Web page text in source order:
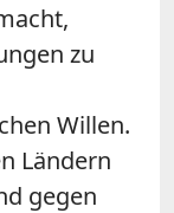
zu
Willen.
Ländern
gegen